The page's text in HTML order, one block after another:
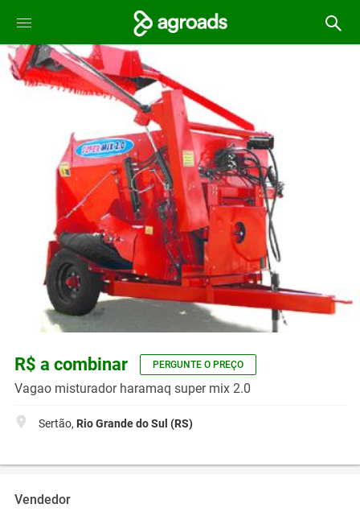
R$ a combinar PERGUNTE O PREÇO
Vagao misturador haramaq super mix 2.0
Sertão, Rio Grande do Sul (RS)
Vendedor